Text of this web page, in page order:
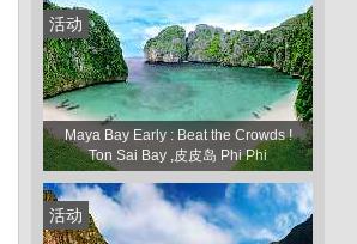
活动
Maya Bay Early : Beat the Crowds !
Ton Sai Bay ,皮皮岛 Phi Phi
活动